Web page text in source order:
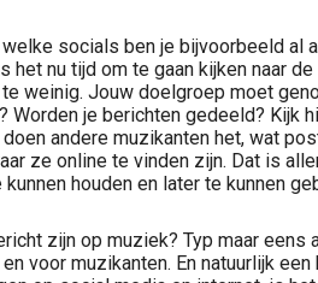
socials ben je bijvoorbeeld al
nu tijd om te gaan kijken naar
weinig. Jouw doelgroep moet
je berichten gedeeld?
andere muzikanten het, wat
ze online te vinden zijn. Dat is
houden en later te kunnen
zijn op muziek? Typ maar
muzikanten. En natuurlijk